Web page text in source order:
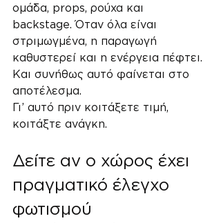
ομάδα, props, ρούχα και
backstage. Όταν όλα είναι
στριμωγμένα, η παραγωγή
καθυστερεί και η ενέργεια πέφτει.
Και συνήθως αυτό φαίνεται στο
αποτέλεσμα.
Γι’ αυτό πριν κοιτάξετε τιμή,
κοιτάξτε ανάγκη.
Δείτε αν ο χώρος έχει
πραγματικό έλεγχο
φωτισμού